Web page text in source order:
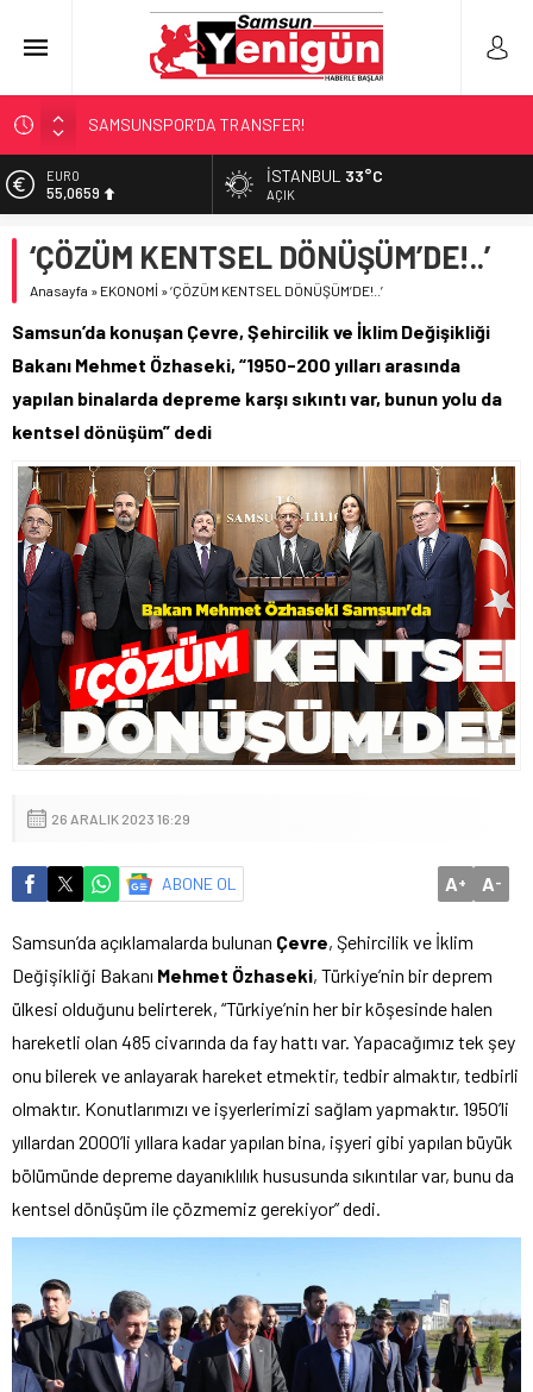
SAMSUNSPOR’DA TRANSFER!
ALAÇAM’A ‘DEV’ YATIRIM!
RAPÇİ KESKİN GÖZALTINDA!
‘HER PROJE GELECEĞE MİRAS!’
SAMSUN İÇİN ACI BİLANÇO!
EURO
55,0659
6.521,17
BİST
47,5953
İSTANBUL 33°C
AÇIK
‘ÇÖZÜM KENTSEL DÖNÜŞÜM’DE!..’
Anasayfa » EKONOMİ »‘ÇÖZÜM KENTSEL DÖNÜŞÜM’DE!..’
Samsun’da konuşan Çevre, Şehircilik ve İklim Değişikliği
Bakanı Mehmet Özhaseki, “1950-200 yılları arasında
yapılan binalarda depreme karşı sıkıntı var, bunun yolu da
kentsel dönüşüm” dedi
26 ARALIK 2023 16:29
ABONE OL A+ A-
Samsun’da açıklamalarda bulunan Çevre, Şehircilik ve İklim
Değişikliği Bakanı Mehmet Özhaseki, Türkiye’nin bir deprem
ülkesi olduğunu belirterek, “Türkiye’nin her bir köşesinde halen
hareketli olan 485 civarında da fay hattı var. Yapacağımız tek şey
onu bilerek ve anlayarak hareket etmektir, tedbir almaktır, tedbirli
olmaktır. Konutlarımızı ve işyerlerimizi sağlam yapmaktır. 1950’li
yıllardan 2000’li yıllara kadar yapılan bina, işyeri gibi yapılan büyük
bölümünde depreme dayanıklılık hususunda sıkıntılar var, bunu da
kentsel dönüşüm ile çözmemiz gerekiyor” dedi.